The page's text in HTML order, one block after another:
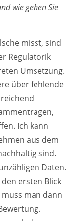
wie gehen Sie
misst, sind
Regulatorik
Umsetzung.
über fehlende
Ich kann
aus dem
sind.
Daten.
ersten Blick
man dann